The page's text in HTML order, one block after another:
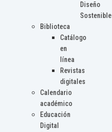
Diseño
Sostenible
Biblioteca
Catálogo
en
línea
Revistas
digitales
Calendario
académico
Educación
Digital